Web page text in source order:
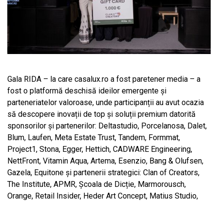
Gala RIDA – la care casalux.ro a fost paretener media – a
fost o platformă deschisă ideilor emergente și
parteneriatelor valoroase, unde participanții au avut ocazia
să descopere inovații de top și soluții premium datorită
sponsorilor și partenerilor: Deltastudio, Porcelanosa, Dalet,
Blum, Laufen, Meta Estate Trust, Tandem, Formmat,
Project1, Stona, Egger, Hettich, CADWARE Engineering,
NettFront, Vitamin Aqua, Artema, Esenzio, Bang & Olufsen,
Gazela, Equitone și partenerii strategici: Clan of Creators,
The Institute, APMR, Școala de Dicție, Marmorousch,
Orange, Retail Insider, Heder Art Concept, Matius Studio,